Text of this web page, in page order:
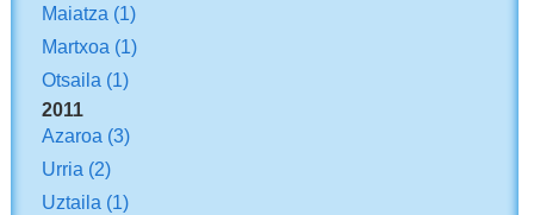
Maiatza (1)
Martxoa (1)
Otsaila (1)
2011
Azaroa (3)
Urria (2)
Uztaila (1)